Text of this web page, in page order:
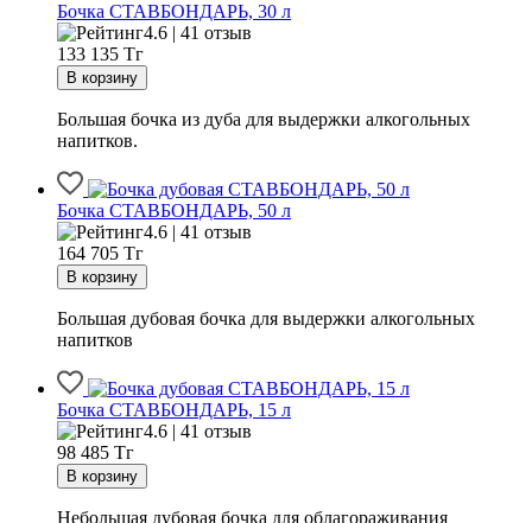
Бочка СТАВБОНДАРЬ, 30 л
4.6 | 41 отзыв
133 135 Тг
Большая бочка из дуба для выдержки алкогольных
напитков.
Бочка СТАВБОНДАРЬ, 50 л
4.6 | 41 отзыв
164 705 Тг
Большая дубовая бочка для выдержки алкогольных
напитков
Бочка СТАВБОНДАРЬ, 15 л
4.6 | 41 отзыв
98 485 Тг
Небольшая дубовая бочка для облагораживания